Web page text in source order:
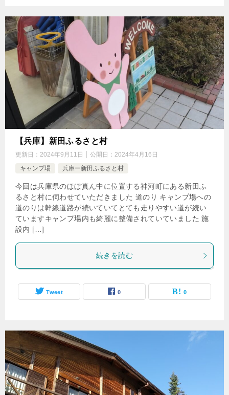
【兵庫】新田ふるさと村
更新日： 2024年9月11日 公開日： 2024年4月16日
キャンプ場
兵庫ー新田ふるさと村
今回は兵庫県のほぼ真ん中に位置する神河町にある新田ふ
るさと村に伺わせていただきました 道のり キャンプ場への
道のりは幹線道路が続いていてとても走りやすい道が続い
ていますキャンプ場内も綺麗に整備されていていました 施
設内 […]
続きを読む
Tweet 0 0